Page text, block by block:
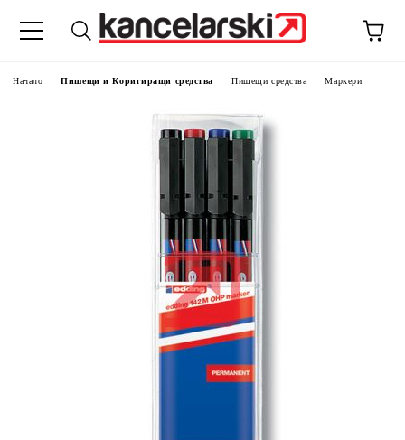
Начало Пишещи и Коригиращи средства Пишещи средства Маркери